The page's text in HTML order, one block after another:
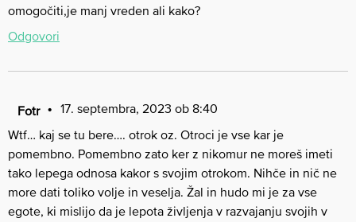
omogočiti,je manj vreden ali kako?
Odgovori
Fotr
17. septembra, 2023 ob 8:40
Wtf… kaj se tu bere…. otrok oz. Otroci je vse kar je
pomembno. Pomembno zato ker z nikomur ne moreš imeti
tako lepega odnosa kakor s svojim otrokom. Nihče in nič ne
more dati toliko volje in veselja. Žal in hudo mi je za vse
egote, ki mislijo da je lepota življenja v razvajanju svojih v